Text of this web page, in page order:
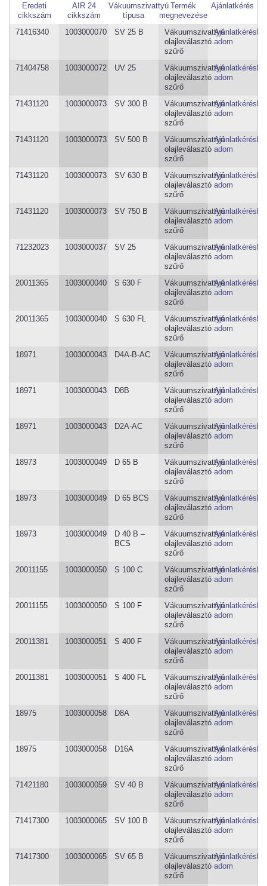
Eredeti
cikkszám
AIR 24
cikkszám
Vákuumszivattyú
típusa
Termék
megnevezése
Ajánlatkérés
71416340 1003000070 SV 25 B
Vákuumszivattyú
olajleválasztó
szűrő
adom
71404758 1003000072 UV 25
Vákuumszivattyú
olajleválasztó
szűrő
adom
71431120 1003000073 SV 300 B
Vákuumszivattyú
olajleválasztó
szűrő
adom
71431120 1003000073 SV 500 B
Vákuumszivattyú
olajleválasztó
szűrő
adom
71431120 1003000073 SV 630 B
Vákuumszivattyú
olajleválasztó
szűrő
adom
71431120 1003000073 SV 750 B
Vákuumszivattyú
olajleválasztó
szűrő
adom
71232023 1003000037 SV 25
Vákuumszivattyú
olajleválasztó
szűrő
adom
20011365 1003000040 S 630 F
Vákuumszivattyú
olajleválasztó
szűrő
adom
20011365 1003000040 S 630 FL
Vákuumszivattyú
olajleválasztó
szűrő
adom
18971 1003000043 D4A-B-AC
Vákuumszivattyú
olajleválasztó
szűrő
adom
18971 1003000043 D8B
Vákuumszivattyú
olajleválasztó
szűrő
adom
18971 1003000043 D2A-AC
Vákuumszivattyú
olajleválasztó
szűrő
adom
18973 1003000049 D 65 B
Vákuumszivattyú
olajleválasztó
szűrő
adom
18973 1003000049 D 65 BCS
Vákuumszivattyú
olajleválasztó
szűrő
adom
18973 1003000049
D 40 B –
BCS
Vákuumszivattyú
olajleválasztó
szűrő
adom
20011155 1003000050 S 100 C
Vákuumszivattyú
olajleválasztó
szűrő
adom
20011155 1003000050 S 100 F
Vákuumszivattyú
olajleválasztó
szűrő
adom
20011381 1003000051 S 400 F
Vákuumszivattyú
olajleválasztó
szűrő
adom
20011381 1003000051 S 400 FL
Vákuumszivattyú
olajleválasztó
szűrő
adom
18975 1003000058 D8A
Vákuumszivattyú
olajleválasztó
szűrő
adom
18975 1003000058 D16A
Vákuumszivattyú
olajleválasztó
szűrő
adom
71421180 1003000059 SV 40 B
Vákuumszivattyú
olajleválasztó
szűrő
adom
71417300 1003000065 SV 100 B
Vákuumszivattyú
olajleválasztó
szűrő
adom
71417300 1003000065 SV 65 B
Vákuumszivattyú
olajleválasztó
szűrő
adom